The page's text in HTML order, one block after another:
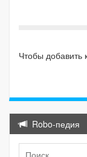
Чтобы
Robo-педия